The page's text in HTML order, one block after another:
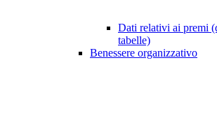
Dati relativi ai premi
tabelle)
Benessere organizzativo